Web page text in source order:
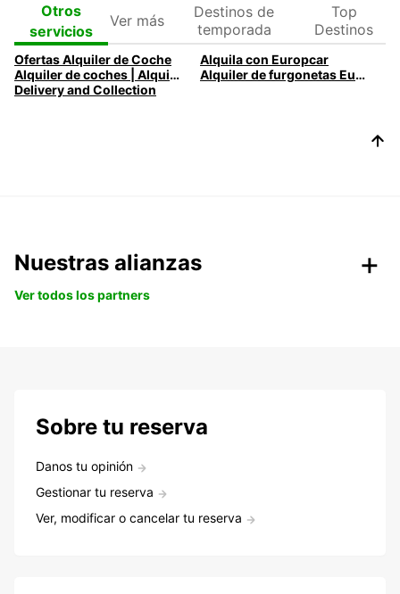
Otros
servicios
más
Destinos de
temporada
Top
Destinos
Ofertas Alquiler de Coche
Alquila con Europcar
Alquiler de coches | Alquilar un coche con Europcar
Alquiler de furgonetas Europcar para cada necesidad
Delivery and Collection
Nuestras alianzas
Ver todos los partners
Sobre tu reserva
Danos tu opinión
Gestionar tu reserva
Ver, modificar o cancelar tu reserva